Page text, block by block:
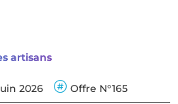
artisans
2026  Offre N°165